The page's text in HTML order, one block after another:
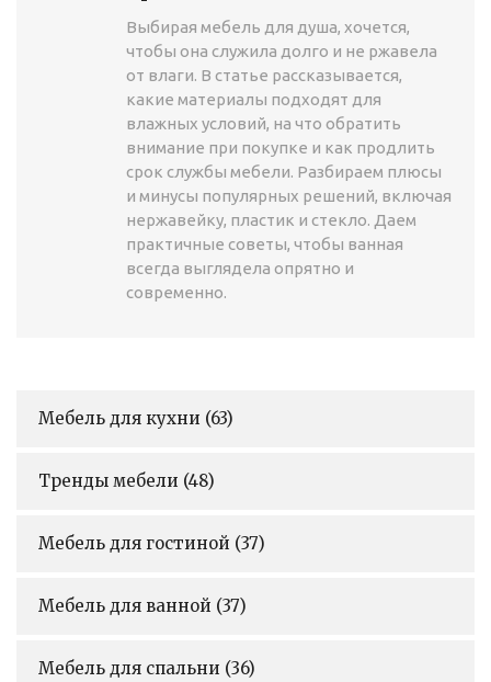
Выбирая мебель для душа, хочется,
чтобы она служила долго и не ржавела
от влаги. В статье рассказывается,
какие материалы подходят для
влажных условий, на что обратить
внимание при покупке и как продлить
срок службы мебели. Разбираем плюсы
и минусы популярных решений, включая
нержавейку, пластик и стекло. Даем
практичные советы, чтобы ванная
всегда выглядела опрятно и
современно.
Мебель для кухни (63)
Тренды мебели (48)
Мебель для гостиной (37)
Мебель для ванной (37)
Мебель для спальни (36)